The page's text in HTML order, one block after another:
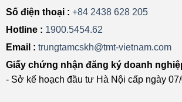
Số điện thoại : +84 2438 628 205
Hotline : 1900.5454.62
Email : trungtamcskh@tmt-vietnam.com
Giấy chứng nhận đăng ký doanh
- Sở kế hoạch đầu tư Hà Nội cấp ngày